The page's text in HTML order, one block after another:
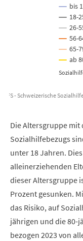
bis
18-
26-
56-
65-
ab
- Schweizerische
Die Altersgruppe mit
Sozialhilfebezugs
unter 18 Jahren.
alleinerziehenden
dieser Altersgruppe
Prozent gesunken.
das Risiko, auf
jährigen und die 80-
bezogen 2023 von